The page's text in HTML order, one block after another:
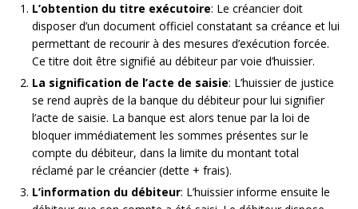
L’obtention du titre exécutoire: Le créancier doit
disposer d’un document officiel constatant sa créance et lui
permettant de recourir à des mesures d’exécution forcée.
Ce titre doit être signifié au débiteur par voie d’huissier.
La signification de l’acte de saisie: L’huissier de justice
se rend auprès de la banque du débiteur pour lui signifier
l’acte de saisie. La banque est alors tenue par la loi de
bloquer immédiatement les sommes présentes sur le
compte du débiteur, dans la limite du montant total
réclamé par le créancier (dette + frais).
L’information du débiteur: L’huissier informe ensuite le